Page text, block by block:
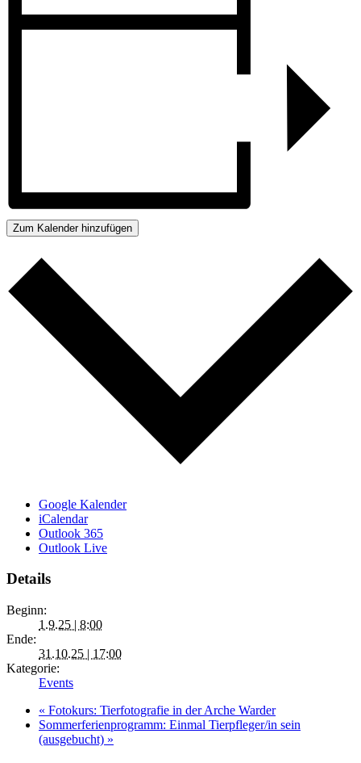
Zum Kalender hinzufügen
Google Kalender
iCalendar
Outlook 365
Outlook Live
Details
Beginn:
1.9.25 | 8:00
Ende:
31.10.25 | 17:00
Kategorie:
Events
« Fotokurs: Tierfotografie in der Arche Warder
Sommerferienprogramm: Einmal Tierpfleger/in sein
(ausgebucht) »